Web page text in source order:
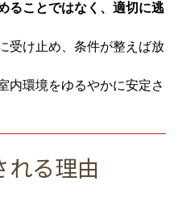
ることではなく、適切に逃
受け止め、条件が整えば放
内環境をゆるやかに安定さ
れる理由